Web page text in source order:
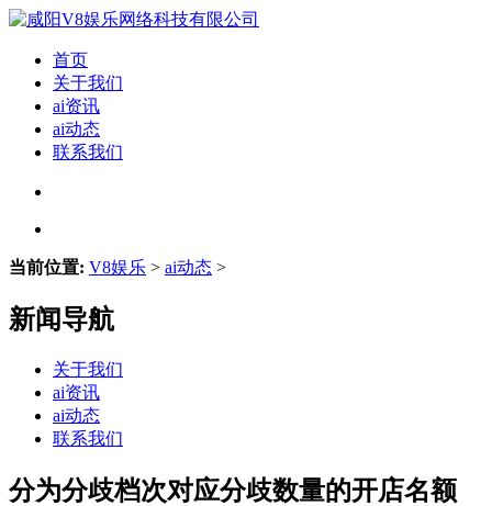
首页
关于我们
ai资讯
ai动态
联系我们
当前位置: V8娱乐 > ai动态 >
新闻导航
关于我们
ai资讯
ai动态
联系我们
分为分歧档次对应分歧数量的开店名额